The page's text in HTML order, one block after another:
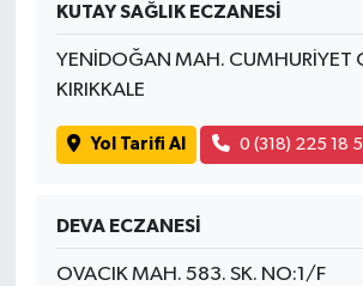
KUTAY SAĞLIK ECZANESİ
YENİDOĞAN MAH. CUMHURİYET
KIRIKKALE
Yol Tarifi Al 0 (318) 225 18
DEVA ECZANESİ
OVACIK MAH. 583. SK. NO:1/F